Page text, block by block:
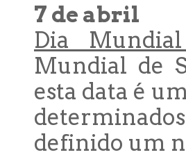
7 de abril
Dia
Mundial de
esta data é
determinados
definido um